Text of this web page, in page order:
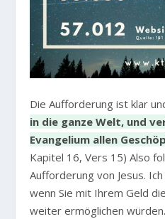
Die Aufforderung ist klar
in die ganze Welt, und
Evangelium allen
Kapitel 16, Vers 15) Also
Aufforderung von Jesus.
wenn Sie mit Ihrem Geld
weiter ermöglichen würden.